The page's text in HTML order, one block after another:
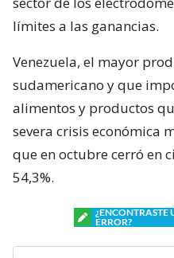
límites a las ganancias.
Venezuela, el mayor
sudamericano y que
alimentos y productos
severa crisis económica
que en octubre cerró en
54,3%.
¿ENCONTRASTE
ERROR?